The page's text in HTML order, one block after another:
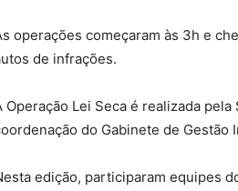
operações começaram às 3h e
de infrações.
Operação Lei Seca é realizada
do Gabinete de Gestão
edição, participaram equipes